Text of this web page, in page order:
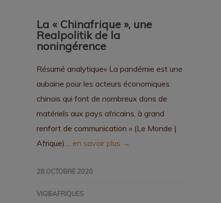
La « Chinafrique », une
Realpolitik de la
noningérence
Résumé analytique« La pandémie est une
aubaine pour les acteurs économiques
chinois qui font de nombreux dons de
matériels aux pays africains, à grand
renfort de communication » (Le Monde |
Afrique).... en savoir plus →
28 OCTOBRE 2020
VIGIEAFRIQUES